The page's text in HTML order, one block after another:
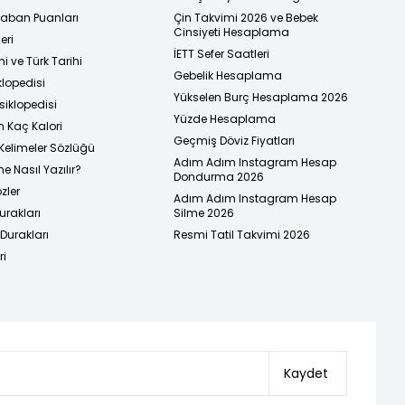
Puanları
ve Türk Tarihi
Kaç Kalori
Sözlüğü
Nasıl Yazılır?
Çin Takvimi 2026 ve Bebek
Cinsiyeti Hesaplama
İETT Sefer Saatleri
Gebelik Hesaplama
Yükselen Burç Hesaplama 2026
Yüzde Hesaplama
Geçmiş Döviz Fiyatları
Adım Adım Instagram Hesap
Dondurma 2026
Adım Adım Instagram Hesap
Silme 2026
Resmi Tatil Takvimi 2026
Kaydet